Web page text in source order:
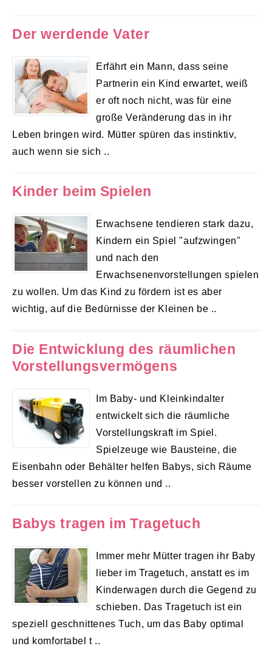
Der werdende Vater
Erfährt ein Mann, dass seine
Partnerin ein Kind erwartet, weiß
er oft noch nicht, was für eine
große Veränderung das in ihr
Leben bringen wird. Mütter spüren das instinktiv,
auch wenn sie sich ..
Kinder beim Spielen
Erwachsene tendieren stark dazu,
Kindern ein Spiel "aufzwingen"
und nach den
Erwachsenenvorstellungen spielen
zu wollen. Um das Kind zu fördern ist es aber
wichtig, auf die Bedürnisse der Kleinen be ..
Die Entwicklung des räumlichen
Vorstellungsvermögens
Im Baby- und Kleinkindalter
entwickelt sich die räumliche
Vorstellungskraft im Spiel.
Spielzeuge wie Bausteine, die
Eisenbahn oder Behälter helfen Babys, sich Räume
besser vorstellen zu können und ..
Babys tragen im Tragetuch
Immer mehr Mütter tragen ihr Baby
lieber im Tragetuch, anstatt es im
Kinderwagen durch die Gegend zu
schieben. Das Tragetuch ist ein
speziell geschnittenes Tuch, um das Baby optimal
und komfortabel t ..